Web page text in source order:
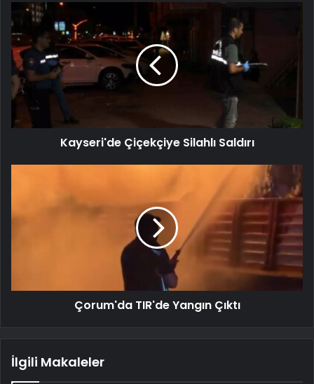
Kayseri'de Çiçekçiye Silahlı Saldırı
Çorum'da TIR'de Yangın Çıktı
İlgili Makaleler